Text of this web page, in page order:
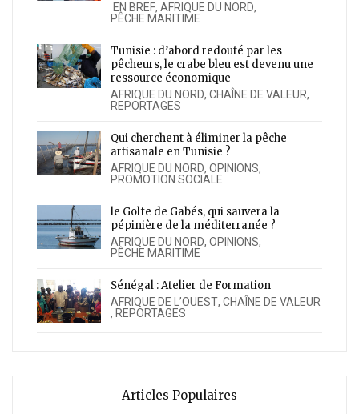
EN BREF, AFRIQUE DU NORD,
PÊCHE MARITIME
Tunisie : d’abord redouté par les
pêcheurs, le crabe bleu est devenu une
ressource économique
AFRIQUE DU NORD, CHAÎNE DE VALEUR,
REPORTAGES
Qui cherchent à éliminer la pêche
artisanale en Tunisie ?
AFRIQUE DU NORD, OPINIONS,
PROMOTION SOCIALE
le Golfe de Gabés, qui sauvera la
pépinière de la méditerranée ?
AFRIQUE DU NORD, OPINIONS,
PÊCHE MARITIME
Sénégal : Atelier de Formation
AFRIQUE DE L’OUEST, CHAÎNE DE VALEUR
, REPORTAGES
Articles Populaires